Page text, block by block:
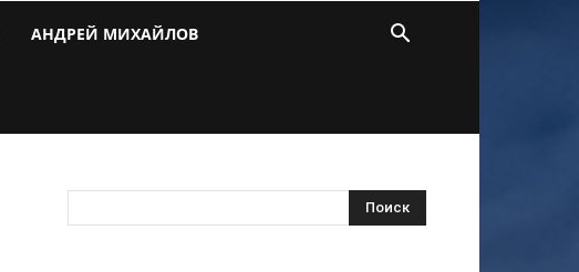
АНДРЕЙ МИХАЙЛОВ